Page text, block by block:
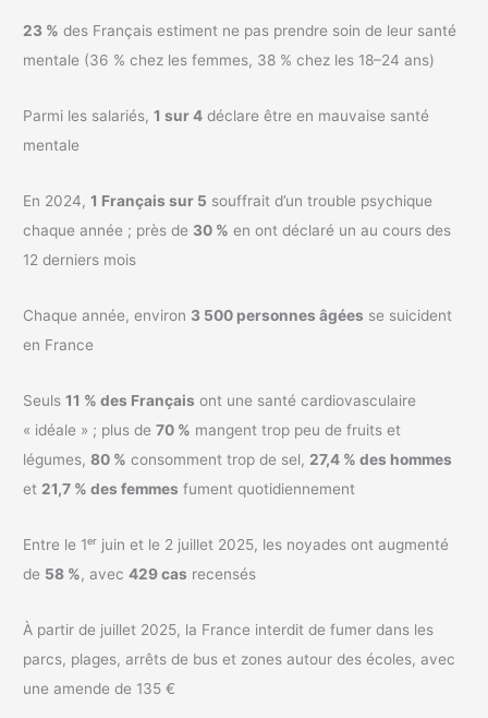
23 % des Français estiment ne pas prendre soin de leur santé
mentale (36 % chez les femmes, 38 % chez les 18–24 ans)
Parmi les salariés,1 sur 4 déclare être en mauvaise santé
mentale
En 2024,1 Français sur 5 souffrait d’un trouble psychique
chaque année ; près de 30 % en ont déclaré un au cours des
12 derniers mois
Chaque année, environ 3 500 personnes âgées se suicident
en France
Seuls11 % des Français ont une santé cardiovasculaire
« idéale » ; plus de70 % mangent trop peu de fruits et
légumes,80 % consomment trop de sel, 27,4 % des hommes
et 21,7 % des femmes fument quotidiennement
Entre le 1ᵉʳ juin et le 2 juillet 2025, les noyades ont augmenté
de 58 %, avec429 cas recensés
À partir de juillet 2025, la France interdit de fumer dans les
parcs, plages, arrêts de bus et zones autour des écoles, avec
une amende de 135 €